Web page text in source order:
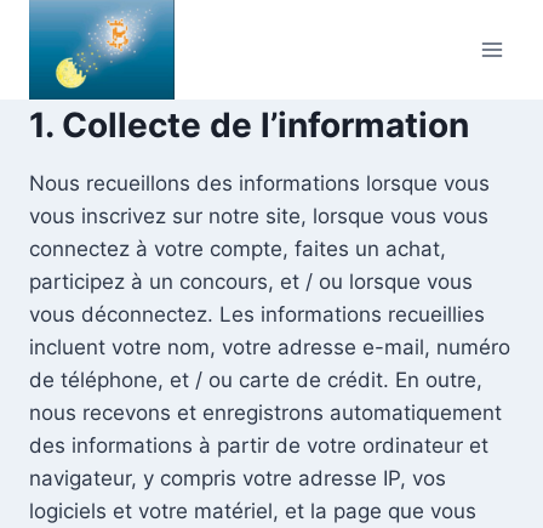
Skip
content
1. Collecte de l’information
Nous recueillons des informations lorsque vous
vous inscrivez sur notre site, lorsque vous vous
connectez à votre compte, faites un achat,
participez à un concours, et / ou lorsque vous
vous déconnectez. Les informations recueillies
incluent votre nom, votre adresse e-mail, numéro
de téléphone, et / ou carte de crédit. En outre,
nous recevons et enregistrons automatiquement
des informations à partir de votre ordinateur et
navigateur, y compris votre adresse IP, vos
logiciels et votre matériel, et la page que vous